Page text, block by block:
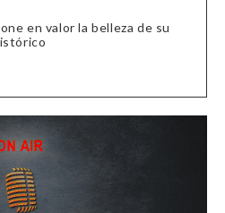
en valor la belleza de su